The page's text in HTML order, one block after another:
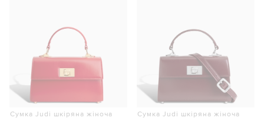
Сумка Judi шкіряна жіноча Сумка Judi шкіряна жіноча